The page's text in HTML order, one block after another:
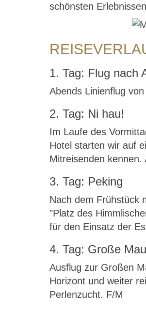
schönsten
1. Tag: Flug nach
Abends Linienflug
2. Tag: Ni hau!
Im Laufe des
Hotel starten wir auf
Mitreisenden kennen.
3. Tag: Peking
Nach dem Frühstück
"Platz des
für den Einsatz der
4. Tag: Große
Ausflug zur Großen
Horizont und weiter
Perlenzucht. F/M